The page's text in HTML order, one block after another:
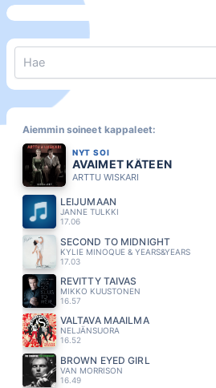
Aiemmin soineet kappaleet:
NYT SOI
AVAIMET KÄTEEN
ARTTU WISKARI
LEIJUMAAN
JANNE TULKKI
17.06
SECOND TO MIDNIGHT
KYLIE MINOQUE & YEARS&YEARS
17.03
REVITTY TAIVAS
MIKKO KUUSTONEN
16.57
VALTAVA MAAILMA
NELJÄNSUORA
16.52
BROWN EYED GIRL
VAN MORRISON
16.49